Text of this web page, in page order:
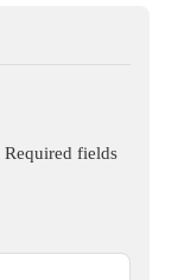
Required fields